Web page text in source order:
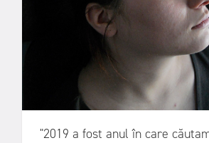
"2019 a fost anul în care